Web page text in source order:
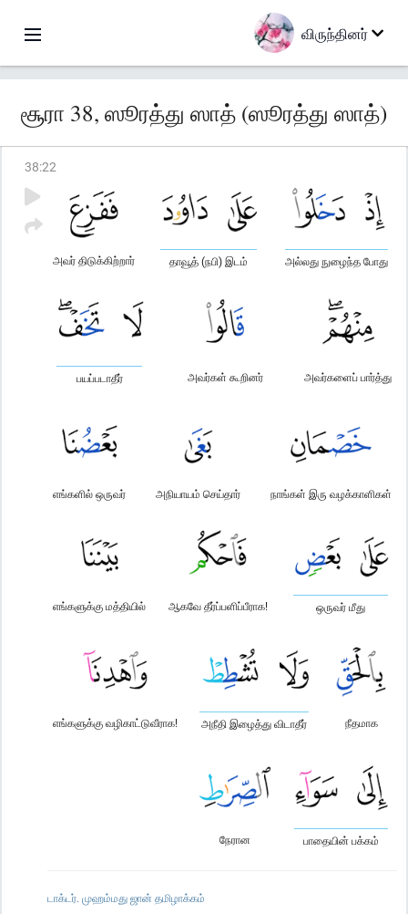
விருந்தினர்
சூரா 38, ஸூரத்து ஸாத் (ஸூரத்து ஸாத்)
38:22
அல்லது நுழைந்த போது
தாவூத் (நபி) இடம்
அவர் திடுக்கிற்றார்
அவர்களைப் பார்த்து
அவர்கள் கூறினர்
பயப்படாதீர்
நாங்கள் இரு வழக்காளிகள்
அநியாயம் செய்தார்
எங்களில் ஒருவர்
ஒருவர் மீது
ஆகவே தீர்ப்பளிப்பீராக!
எங்களுக்கு மத்தியில்
நீதமாக
அநீதி இழைத்து விடாதீர்
எங்களுக்கு வழிகாட்டுவீராக!
பாதையின் பக்கம்
நேரான
டாக்டர். முஹம்மது ஜான் தமிழாக்கம்